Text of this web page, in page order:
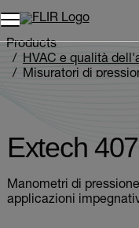
Unread
Modello
Rimuovi
articolo
Aggiungi al carrello
Aggiunto al carrello
Products
HVAC e qualità
Misuratori di pressione
Extech
Manometri di
applicazioni